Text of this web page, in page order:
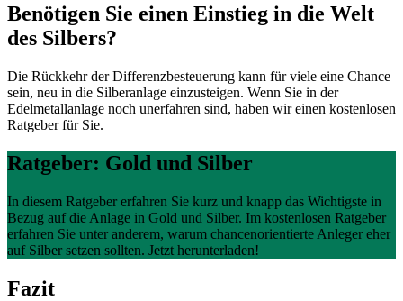
Benötigen Sie einen Einstieg in die Welt
des Silbers?
Die Rückkehr der Differenzbesteuerung kann für viele eine Chance
sein, neu in die Silberanlage einzusteigen. Wenn Sie in der
Edelmetallanlage noch unerfahren sind, haben wir einen kostenlosen
Ratgeber für Sie.
Ratgeber: Gold und Silber
In diesem Ratgeber erfahren Sie kurz und knapp das Wichtigste in
Bezug auf die Anlage in Gold und Silber. Im kostenlosen Ratgeber
erfahren Sie unter anderem, warum chancenorientierte Anleger eher
auf Silber setzen sollten. Jetzt herunterladen!
Fazit